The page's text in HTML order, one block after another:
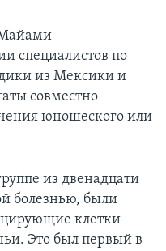
Майами
специалистов по
из Мексики и
совместно
юношеского или
из двенадцати
болезнью, были
клетки
Это был первый в